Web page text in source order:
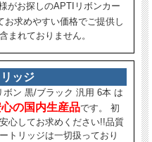
がお探しのAPTIリボンカー
お求めやすい価格でご提供し
まれておりません。
ッジ
ボン 黒/ブラック 汎用 6本 は
の国内生産品です。 初
心してお求めください!!品質
トリッジは一切扱っており